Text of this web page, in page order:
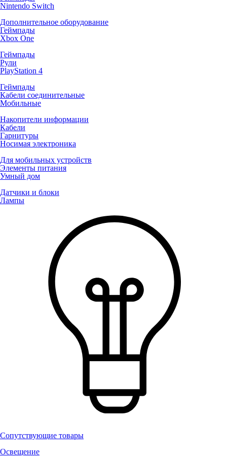
Nintendo Switch
Дополнительное оборудование
Геймпады
Xbox One
Геймпады
Рули
PlayStation 4
Геймпады
Кабели соединительные
Мобильные
Накопители информации
Кабели
Гарнитуры
Носимая электроника
Для мобильных устройств
Элементы питания
Умный дом
Датчики и блоки
Лампы
Сопутствующие товары
Освещение